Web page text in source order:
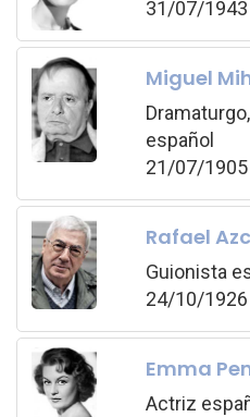
31/07/1943
Miguel
español
21/07/
Rafael
Guionista
24/10/
Emma
Actriz